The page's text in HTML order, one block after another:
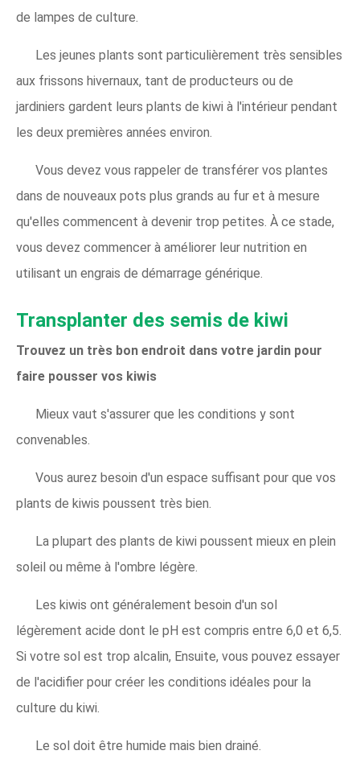
de lampes de culture.
Les jeunes plants sont particulièrement très sensibles
aux frissons hivernaux, tant de producteurs ou de
jardiniers gardent leurs plants de kiwi à l'intérieur pendant
les deux premières années environ.
Vous devez vous rappeler de transférer vos plantes
dans de nouveaux pots plus grands au fur et à mesure
qu'elles commencent à devenir trop petites. À ce stade,
vous devez commencer à améliorer leur nutrition en
utilisant un engrais de démarrage générique.
Transplanter des semis de kiwi
Trouvez un très bon endroit dans votre jardin pour
faire pousser vos kiwis
Mieux vaut s'assurer que les conditions y sont
convenables.
Vous aurez besoin d'un espace suffisant pour que vos
plants de kiwis poussent très bien.
La plupart des plants de kiwi poussent mieux en plein
soleil ou même à l'ombre légère.
Les kiwis ont généralement besoin d'un sol
légèrement acide dont le pH est compris entre 6,0 et 6,5.
Si votre sol est trop alcalin, Ensuite, vous pouvez essayer
de l'acidifier pour créer les conditions idéales pour la
culture du kiwi.
Le sol doit être humide mais bien drainé.